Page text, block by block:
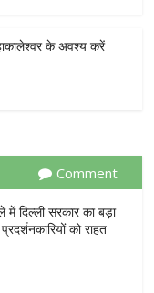
के अवश्य करें
Comment
में दिल्ली सरकार का बड़ा
को राहत